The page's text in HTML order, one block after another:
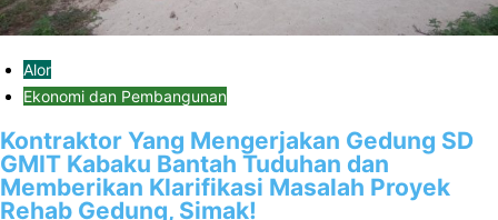
Alor
Ekonomi dan Pembangunan
Kontraktor Yang Mengerjakan Gedung SD
GMIT Kabaku Bantah Tuduhan dan
Memberikan Klarifikasi Masalah Proyek
Rehab Gedung, Simak!